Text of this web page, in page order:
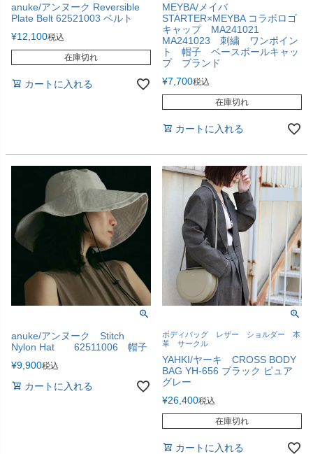
anuke/アンヌーク Reversible
Plate Belt 62521003 ベルト
¥12,100税込
在庫切れ
カートに入れる
MEYBA/メイバ
STARTER×MEYBA コラボロゴ
キャップ MA241021
MA241023 刺繍 ワンポイン
ト 帽子 ベースボールキャッ
プ ブランド
¥7,700税込
在庫切れ
カートに入れる
anuke/アンヌーク Stitch
Nylon Hat 62511006 帽子
¥9,900税込
カートに入れる
ボディバッグ レザー ショルダー 本
革 サークル
YAHKI/ヤーキ CROSS BODY
BAG YH-656 ブラック ピュア
グレー
¥26,400税込
在庫切れ
カートに入れる